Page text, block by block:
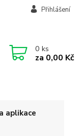
Přihlášení
0 ks
za 0,00 Kč
aplikace